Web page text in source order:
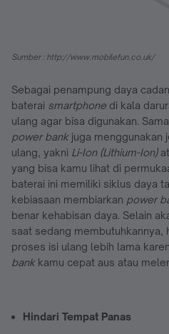
Sumber : http://www.mobilefun.co.uk/
Sebagai penampung daya
baterai smartphone di kala
ulang agar bisa digunakan.
power bankjuga menggunakan
ulang, yakni Li-Ion (Lithium-Ion)
yang bisa kamu lihat di
baterai ini memiliki siklus daya
kebiasaan membiarkan power
benar kehabisan daya. Selain
saat sedang membutuhkannya,
proses isi ulang lebih lama
bankkamu cepat aus atau
Hindari Tempat Panas